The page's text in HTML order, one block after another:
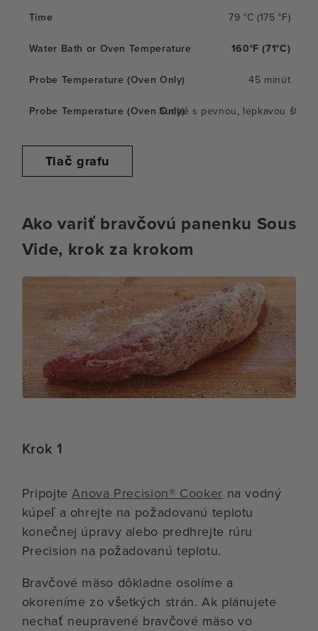
79 °C (175 °F)
160°F (71°C)
45 minút
Suché s pevnou, lepkavou
Tlač grafu
Ako variť bravčovú panenku Sous
Vide, krok za krokom
Krok 1
PripojteAnova Precision® Cooker na vodný
kúpeľ a ohrejte na požadovanú teplotu
konečnej úpravy alebo predhrejte rúru
Precision na požadovanú teplotu.
Bravčové mäso dôkladne osolíme a
okoreníme zo všetkých strán. Ak plánujete
nechať neupravené bravčové mäso vo